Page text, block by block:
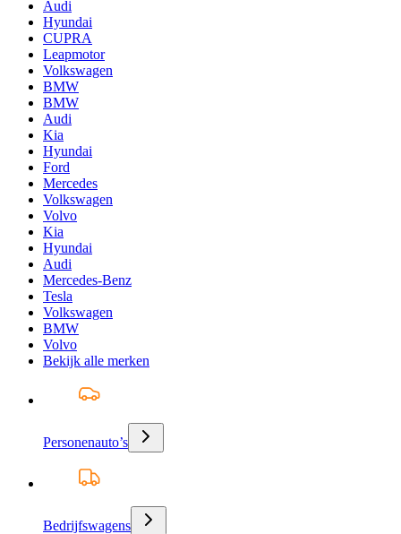
Audi
Hyundai
CUPRA
Leapmotor
Volkswagen
BMW
BMW
Audi
Kia
Hyundai
Ford
Mercedes
Volkswagen
Volvo
Kia
Hyundai
Audi
Mercedes-Benz
Tesla
Volkswagen
BMW
Volvo
Bekijk alle merken
Personenauto’s
Bedrijfswagens